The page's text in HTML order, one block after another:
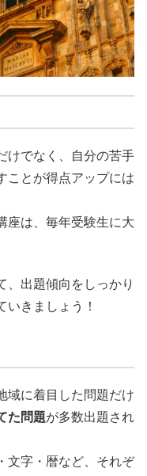
けでなく、自分の苦手
ことが得点アップには
座は、毎年受験生に大
、出題傾向をしっかり
いきましょう！
域に着目した問題だけ
た問題が多数出題され
文字・暦など、それぞ